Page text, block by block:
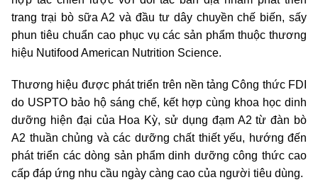
trang trại bò sữa A2 và đầu tư dây chuyền chế biến, sấy
phun tiêu chuẩn cao phục vụ các sản phẩm thuộc thương
hiệu Nutifood American Nutrition Science.
Thương hiệu được phát triển trên nền tảng Công thức FDI
do USPTO bảo hộ sáng chế, kết hợp cùng khoa học dinh
dưỡng hiện đại của Hoa Kỳ, sử dụng đạm A2 từ đàn bò
A2 thuần chủng và các dưỡng chất thiết yếu, hướng đến
phát triển các dòng sản phẩm dinh dưỡng công thức cao
cấp đáp ứng nhu cầu ngày càng cao của người tiêu dùng.